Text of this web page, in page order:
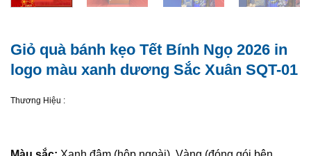
Giỏ quà bánh kẹo Tết Bính Ngọ 2026 in
logo màu xanh dương Sắc Xuân SQT-01
Thương Hiệu :